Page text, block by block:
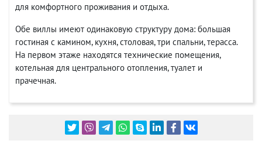
для комфортного проживания и отдыха.
Обе виллы имеют одинаковую структуру дома: большая
гостиная с камином, кухня, столовая, три спальни, терасса.
На первом этаже находятся технические помещения,
котельная для центрального отопления, туалет и
прачечная.